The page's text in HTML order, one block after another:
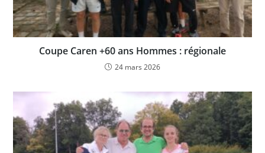
Coupe Caren +60 ans Hommes : régionale
24 mars 2026